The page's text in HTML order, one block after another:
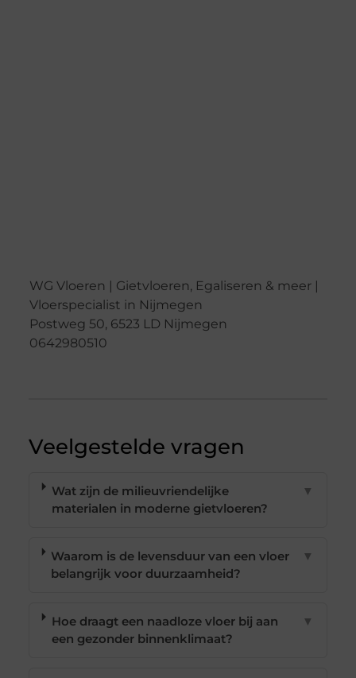
WG Vloeren | Gietvloeren, Egaliseren & meer |
Vloerspecialist in Nijmegen
Postweg 50, 6523 LD Nijmegen
0642980510
Veelgestelde vragen
Wat zijn de milieuvriendelijke
materialen in moderne gietvloeren?
▼
Waarom is de levensduur van een vloer
belangrijk voor duurzaamheid?
▼
Hoe draagt een naadloze vloer bij aan
een gezonder binnenklimaat?
▼